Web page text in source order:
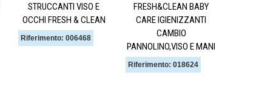
STRUCCANTI VISO E
OCCHI FRESH & CLEAN
Riferimento: 006468
FRESH&CLEAN BABY
CARE IGIENIZZANTI
CAMBIO
PANNOLINO,VISO E MANI
Riferimento: 018624